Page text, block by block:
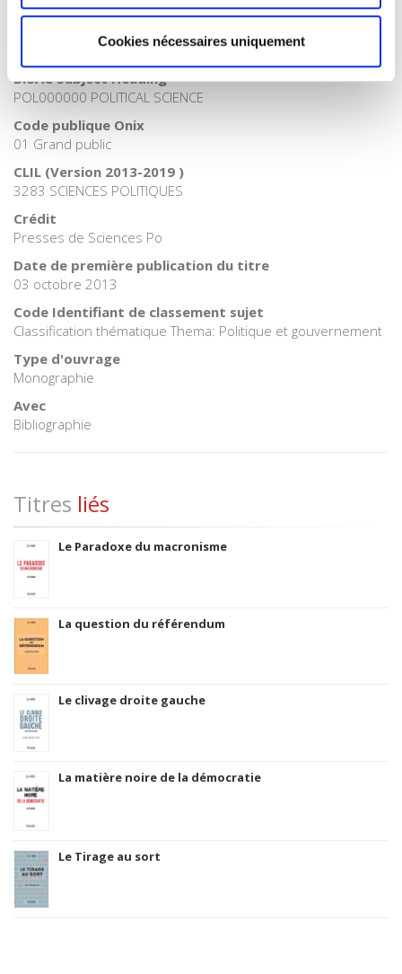
Cookies nécessaires uniquement
Internet Hierarchy>Géopolitique
Catégorie (éditeur)
Internet Hierarchy>International
BISAC Subject Heading
POL000000 POLITICAL SCIENCE
Code publique Onix
01 Grand public
CLIL (Version 2013-2019 )
3283 SCIENCES POLITIQUES
Crédit
Presses de Sciences Po
Date de première publication du titre
03 octobre 2013
Code Identifiant de classement sujet
Classification thématique Thema: Politique et gouvernement
Type d'ouvrage
Monographie
Avec
Bibliographie
Titres liés
Le Paradoxe du macronisme
La question du référendum
Le clivage droite gauche
La matière noire de la démocratie
Le Tirage au sort